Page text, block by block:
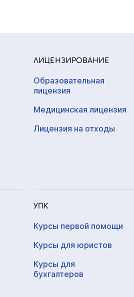
ЛИЦЕНЗИРОВАНИЕ
Образовательная
лицензия
Медицинская лицензия
Лицензия на отходы
УПК
Курсы первой помощи
Курсы для юристов
Курсы для
бухгалтеров